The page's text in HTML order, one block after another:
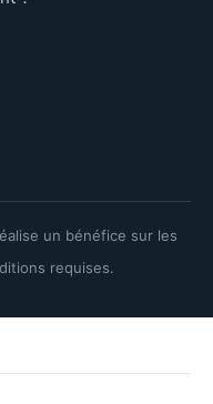
un bénéfice sur les
requises.